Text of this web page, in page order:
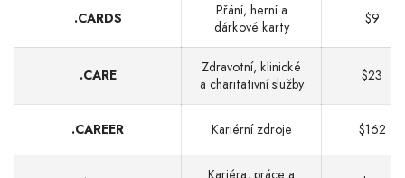
.CARDS
Přání, herní a
dárkové karty
$9
.CARE
Zdravotní, klinické
a charitativní služby
$23
.CAREER Kariérní zdroje $162
Kariéra, práce a